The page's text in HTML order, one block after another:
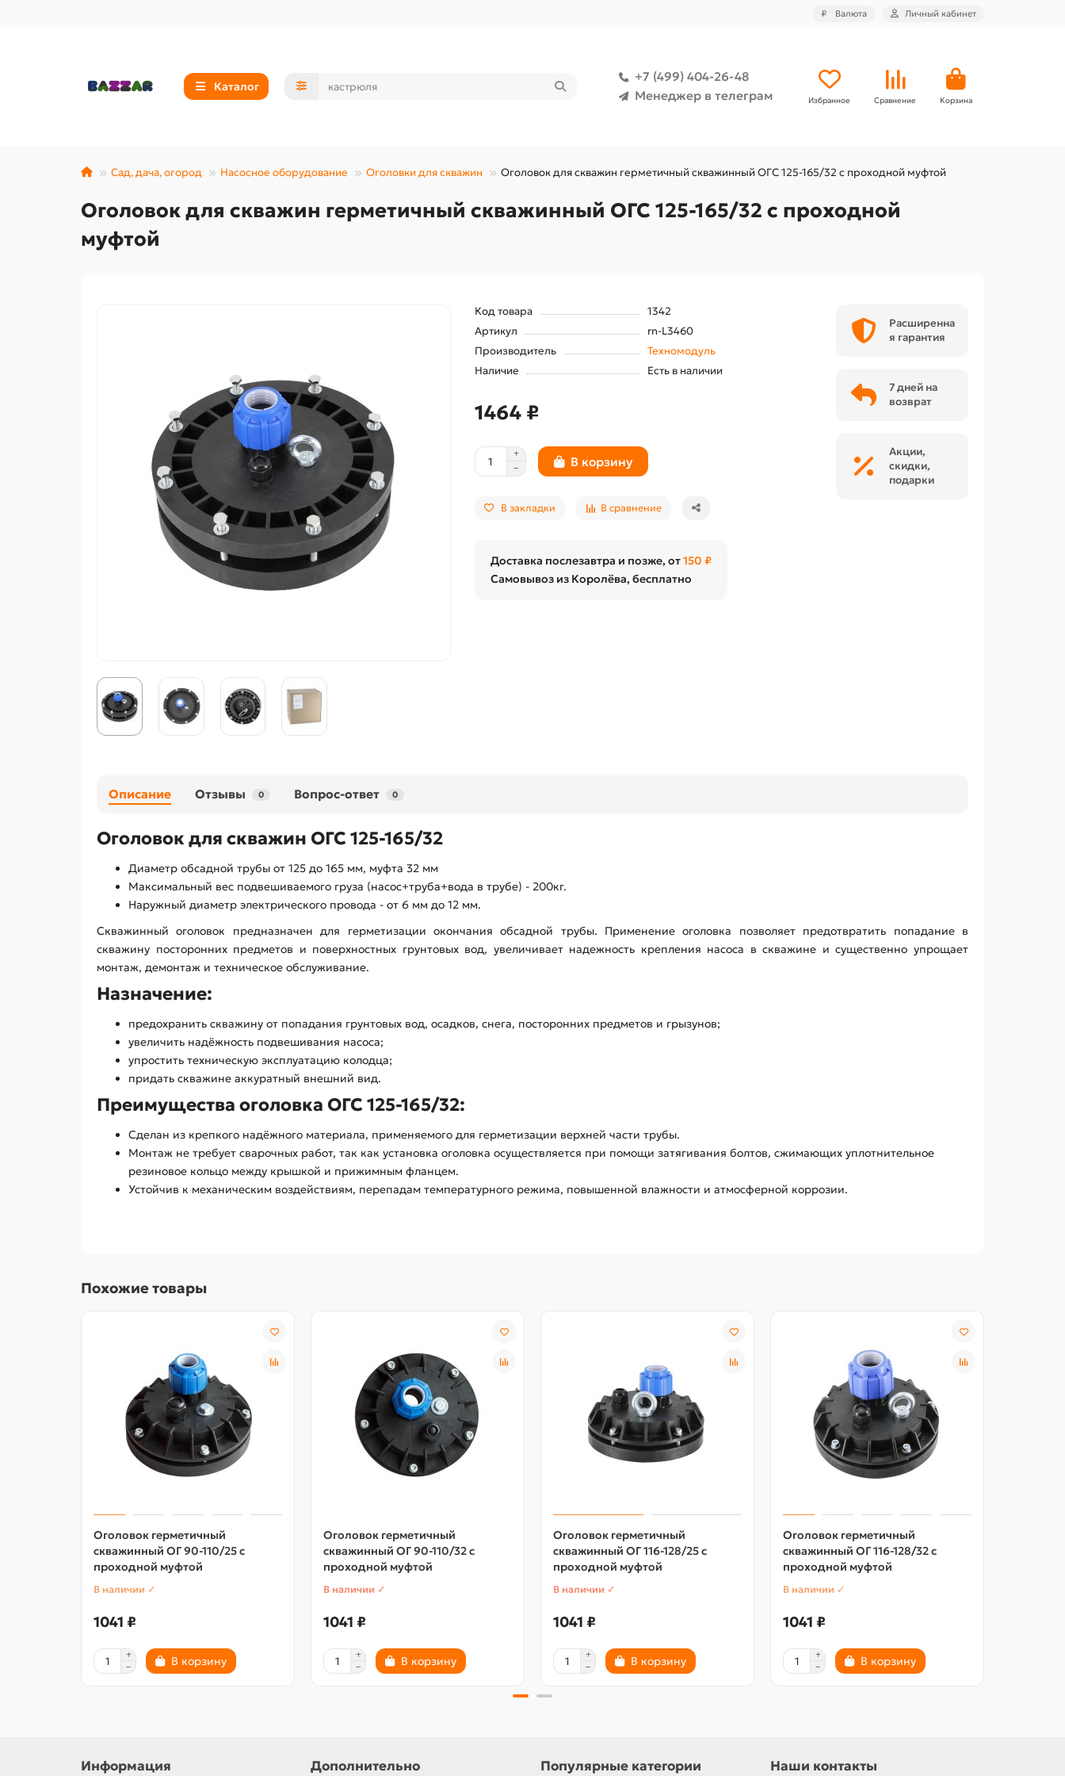
₽ Валюта Личный кабинет
Каталог
+7 (499) 404-26-48
Менеджер в телеграм
Избранное Сравнение Корзина
Сад, дача, огород Насосное оборудование Оголовки для скважин Оголовок для скважин герметичный скважинный ОГС 125-165/32 с проходной муфтой
Оголовок для скважин герметичный скважинный ОГС 125-165/32 с проходной
муфтой
Код товара
1342
Артикул
rn-L3460
Производитель
Техномодуль
Наличие
Есть в наличии
1464 ₽
В корзину
В закладки В сравнение
Доставка послезавтра и позже, от150 ₽
Самовывоз из Королёва, бесплатно
Расширенна
я гарантия
7 дней на
возврат
Акции,
скидки,
подарки
Описание Отзывы 0 Вопрос-ответ 0
Оголовок для скважин ОГС 125-165/32
Диаметр обсадной трубы от 125 до 165 мм, муфта 32 мм
Максимальный вес подвешиваемого груза (насос+труба+вода в трубе) - 200кг.
Наружный диаметр электрического провода - от 6 мм до 12 мм.
Скважинный оголовок предназначен для герметизации окончания обсадной трубы. Применение оголовка позволяет предотвратить попадание в
скважину посторонних предметов и поверхностных грунтовых вод, увеличивает надежность крепления насоса в скважине и существенно упрощает
монтаж, демонтаж и техническое обслуживание.
Назначение:
предохранить скважину от попадания грунтовых вод, осадков, снега, посторонних предметов и грызунов;
увеличить надёжность подвешивания насоса;
упростить техническую эксплуатацию колодца;
придать скважине аккуратный внешний вид.
Преимущества оголовка ОГС 125-165/32:
Сделан из крепкого надёжного материала, применяемого для герметизации верхней части трубы.
Монтаж не требует сварочных pa6oт, так как установка оголовка осуществляется при помощи затягивания болтов, сжимающих уплотнительное
резиновое кольцо между крышкой и прижимным фланцем.
Устойчив к механическим воздействиям, перепадам температурного режима, повышенной влажности и атмосферной коррозии.
Похожие товары
Оголовок герметичный
скважинный ОГ 90-110/25 с
проходной муфтой
В наличии ✓
1041 ₽
В корзину
Оголовок герметичный
скважинный ОГ 90-110/32 с
проходной муфтой
В наличии ✓
1041 ₽
В корзину
Оголовок герметичный
скважинный ОГ 116-128/25 с
проходной муфтой
В наличии ✓
1041 ₽
В корзину
Оголовок герметичный
скважинный ОГ 116-128/32 с
проходной муфтой
В наличии ✓
1041 ₽
В корзину
Информация Дополнительно Популярные категории Наши контакты